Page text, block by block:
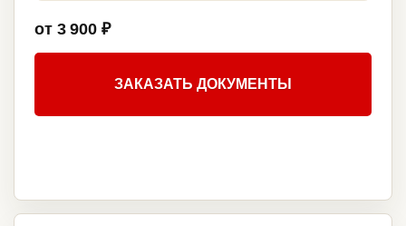
от 3 900 ₽
ЗАКАЗАТЬ ДОКУМЕНТЫ